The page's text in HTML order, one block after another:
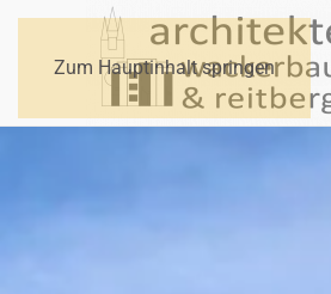
Zum Hauptinhalt springen